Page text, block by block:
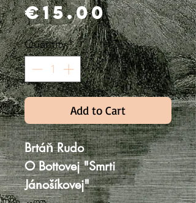
€15.00Price
Quantity*
Add to Cart
Brtáň Rudo
O Bottovej "Smrti
Jánošíkovej"